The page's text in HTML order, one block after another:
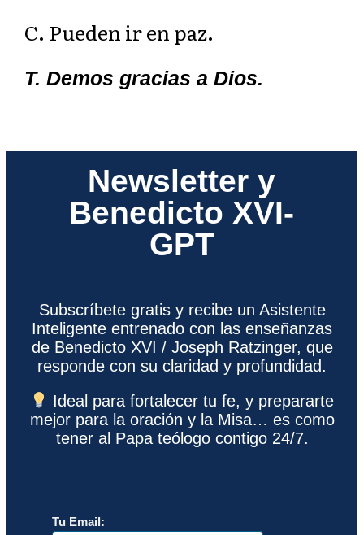
C. Pueden ir en paz.
T. Demos gracias a Dios.
Newsletter y
Benedicto XVI-
GPT
Subscríbete gratis y recibe un Asistente
Inteligente entrenado con las enseñanzas
de Benedicto XVI / Joseph Ratzinger, que
responde con su claridad y profundidad.
Ideal para fortalecer tu fe, y prepararte
mejor para la oración y la Misa… es como
tener al Papa teólogo contigo 24/7.
Tu Email: